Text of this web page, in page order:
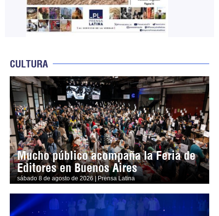
CULTURA
Mucho público acompaña la Feria de
Editores en Buenos Aires
sábado 8 de agosto de 2026 | Prensa Latina